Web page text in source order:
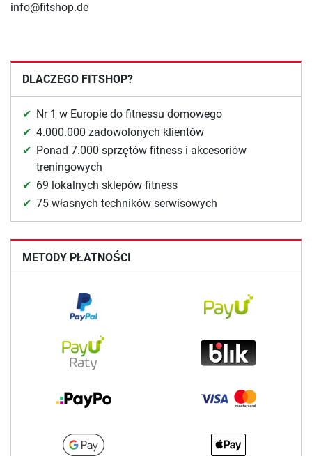
info@fitshop.de
DLACZEGO FITSHOP?
Nr 1 w Europie do fitnessu domowego
4.000.000 zadowolonych klientów
Ponad 7.000 sprzętów fitness i akcesoriów
treningowych
69 lokalnych sklepów fitness
75 własnych techników serwisowych
METODY PŁATNOŚCI